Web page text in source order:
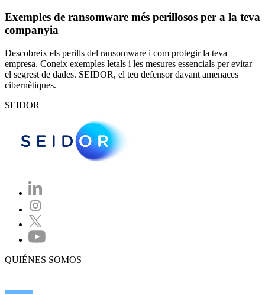
Exemples de ransomware més perillosos per a la teva
companyia
Descobreix els perills del ransomware i com protegir la teva
empresa. Coneix exemples letals i les mesures essencials per evitar
el segrest de dades. SEIDOR, el teu defensor davant amenaces
cibernètiques.
SEIDOR
QUIÉNES SOMOS